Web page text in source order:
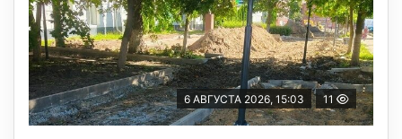
6 АВГУСТА 2026, 15:03 11